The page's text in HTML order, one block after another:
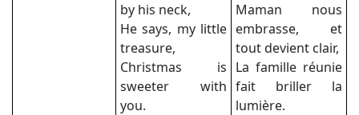
by his neck,
He says, my little
treasure,
Christmas is
sweeter with
you.
Maman nous
embrasse, et
tout devient clair,
La famille réunie
fait briller la
lumière.